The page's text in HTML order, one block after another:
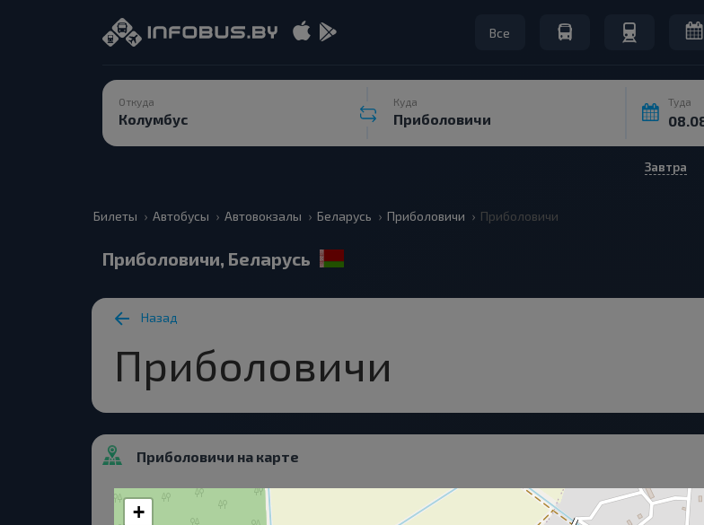
Все
Откуда Куда Туда
Завтра
Билеты Автобусы Автовокзалы Беларусь Приболовичи Приболовичи
Приболовичи, Беларусь
Назад
Приболовичи
Приболовичи на карте
+